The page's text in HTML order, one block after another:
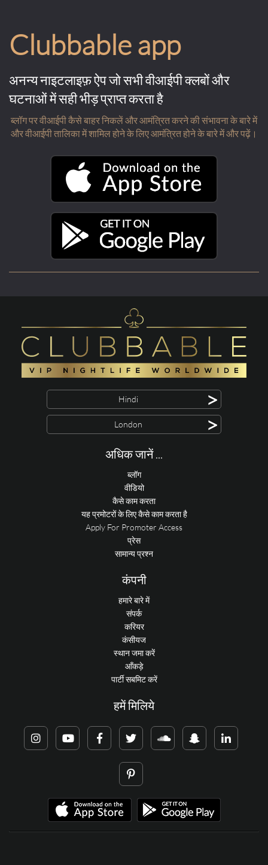
Clubbable app
अनन्य नाइटलाइफ़ ऐप जो सभी वीआईपी क्लबों और
घटनाओं में सही भीड़ प्राप्त करता है
ब्लॉग पर वीआईपी कैसे बाहर निकलें और आमंत्रित करने की संभावना के बारे में
और वीआईपी तालिका में शामिल होने के लिए आमंत्रित होने के बारे में और पढ़ें।
Hindi >
London >
अधिक जानें ...
ब्लॉग
वीडियो
कैसे काम करता
यह प्रमोटरों के लिए कैसे काम करता है
Apply For Promoter Access
प्रेस
सामान्य प्रश्न
कंपनी
हमारे बारे में
संपर्क
करियर
कंसीयज
स्थान जमा करें
आँकड़े
पार्टी सबमिट करें
हमें मिलिये